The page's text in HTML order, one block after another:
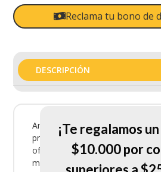
Reclama tu bono de
DESCRIPCIÓN
Amarra Negra 7.2 X 500Mm
producto automotriz
ofrecer eficiencia y
mantenimiento y reparación.
¡Te regalamos
$10.000 por